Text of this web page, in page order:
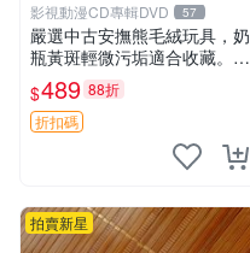
影視動漫CD專輯DVD 57
嚴選中古安撫熊毛絨玩具，奶
瓶黃斑輕微污垢適合收藏。默
認兩日發貨，全國快遞隨機派
送。 成色如圖可放心購買，
輕微瑕疵和臟污不影響使用。
安撫熊 中古玩偶 毛
$489 88折
折扣碼
拍賣新星